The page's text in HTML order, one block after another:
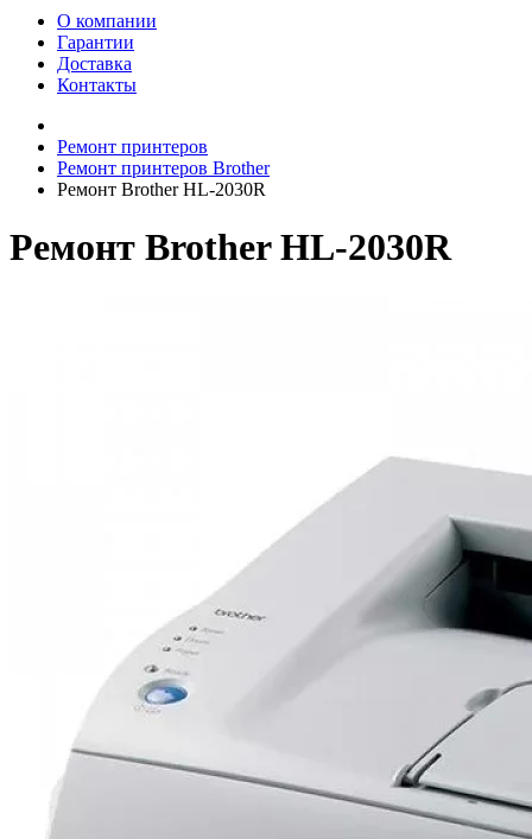
О компании
Гарантии
Доставка
Контакты
Ремонт принтеров
Ремонт принтеров Brother
Ремонт Brother HL-2030R
Ремонт Brother HL-2030R